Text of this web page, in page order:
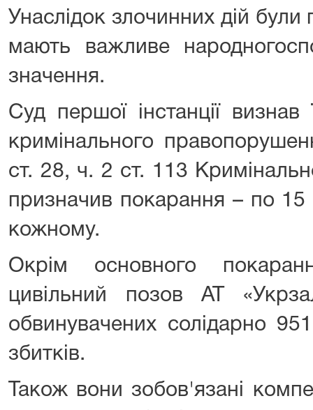
Унаслідок злочинних дій
мають важливе
значення.
Суд першої інстанції
кримінального
ст. 28, ч. 2 ст. 113
призначив покарання – по 15
кожному.
Окрім основного
цивільний позов АТ
обвинувачених солідарно
збитків.
Також вони зобов'язані